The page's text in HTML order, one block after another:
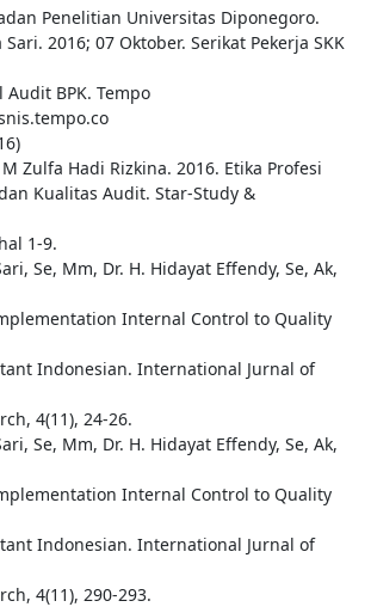
Penelitian Universitas Diponegoro.
2016; 07 Oktober. Serikat Pekerja SKK
Audit BPK. Tempo
Zulfa Hadi Rizkina. 2016. Etika Profesi
Kualitas Audit. Star-Study &
1-9.
Se, Mm, Dr. H. Hidayat Effendy, Se, Ak,
Internal Control to Quality
Indonesian. International Jurnal of
4(11), 24-26.
Se, Mm, Dr. H. Hidayat Effendy, Se, Ak,
Internal Control to Quality
Indonesian. International Jurnal of
4(11), 290-293.